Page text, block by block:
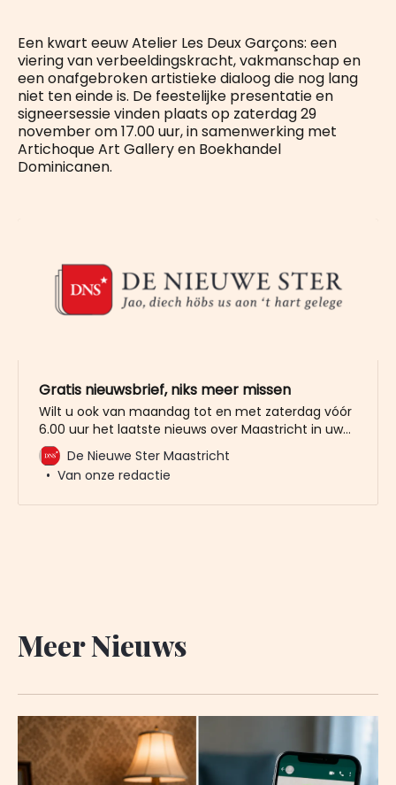
Een kwart eeuw Atelier Les Deux Garçons: een
viering van verbeeldingskracht, vakmanschap en
een onafgebroken artistieke dialoog die nog lang
niet ten einde is. De feestelijke presentatie en
signeersessie vinden plaats op zaterdag 29
november om 17.00 uur, in samenwerking met
Artichoque Art Gallery en Boekhandel
Dominicanen.
Gratis nieuwsbrief, niks meer missen
Wilt u ook van maandag tot en met zaterdag vóór
6.00 uur het laatste nieuws over Maastricht in uw
mailbox? Meld u dan gratis aan voor de nieuwbrief
van De Nieuwe Ster. Meer dan 20.000 trouwe lezers
gingen u al voor. Het enige wat wij van u vragen
De Nieuwe Ster Maastricht
Van onze redactie
Meer Nieuws